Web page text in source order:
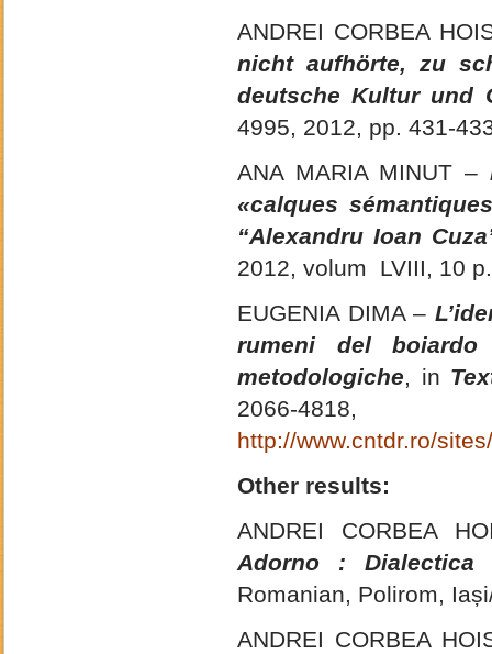
ANDREI CORBEA
nicht aufhörte, zu
deutsche Kultur und
4995, 2012, pp. 431-
ANA MARIA MINUT –
«calques
“Alexandru Ioan
2012, volum LVIII, 10
EUGENIA DIMA –
rumeni del boiardo
metodologiche, in
2066-
http://www.cntdr.ro/
Other results:
ANDREI CORBEA
Adorno : Dialectica
Romanian, Polirom,
ANDREI CORBEA